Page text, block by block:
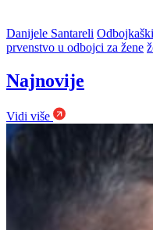
Danijele Santareli
prvenstvo u odbojci za žene
Najnovije
Vidi više